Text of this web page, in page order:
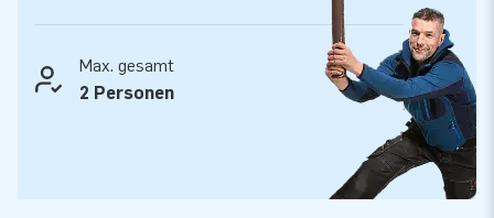
Max. gesamt
2 Personen